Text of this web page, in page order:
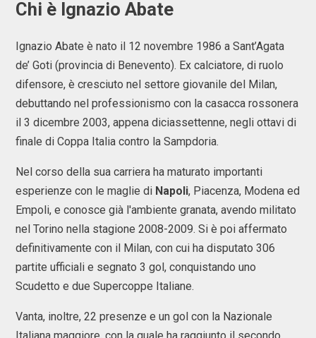
Chi è Ignazio Abate
Ignazio Abate è nato il 12 novembre 1986 a Sant’Agata
de’ Goti (provincia di Benevento). Ex calciatore, di ruolo
difensore, è cresciuto nel settore giovanile del Milan,
debuttando nel professionismo con la casacca rossonera
il 3 dicembre 2003, appena diciassettenne, negli ottavi di
finale di Coppa Italia contro la Sampdoria.
Nel corso della sua carriera ha maturato importanti
esperienze con le maglie di Napoli, Piacenza, Modena ed
Empoli, e conosce già l'ambiente granata, avendo militato
nel Torino nella stagione 2008-2009. Si è poi affermato
definitivamente con il Milan, con cui ha disputato 306
partite ufficiali e segnato 3 gol, conquistando uno
Scudetto e due Supercoppe Italiane.
Vanta, inoltre, 22 presenze e un gol con la Nazionale